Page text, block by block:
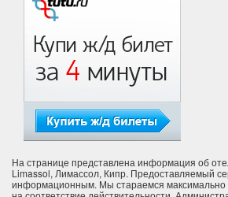
На странице представлена информация об
Limassol, Лимассол, Кипр. Предоставляемый
информационным. Мы стараемся максимально